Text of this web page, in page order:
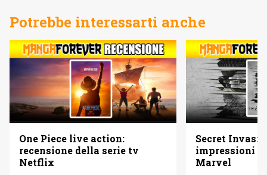
Potrebbe interessarti anche
One Piece live action:
recensione della serie tv
Netflix
Secret
impressioni
Marvel